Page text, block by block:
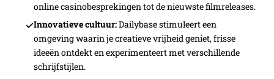
online casinobesprekingen tot de nieuwste filmreleases.
Innovatieve cultuur:Dailybase stimuleert een
omgeving waarin je creatieve vrijheid geniet, frisse
ideeën ontdekt en experimenteert met verschillende
schrijfstijlen.